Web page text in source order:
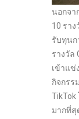
นอกจา
10 รา
รับทุนก
รางวัล
เข้าแข่
กิจกรร
มากที่สุ